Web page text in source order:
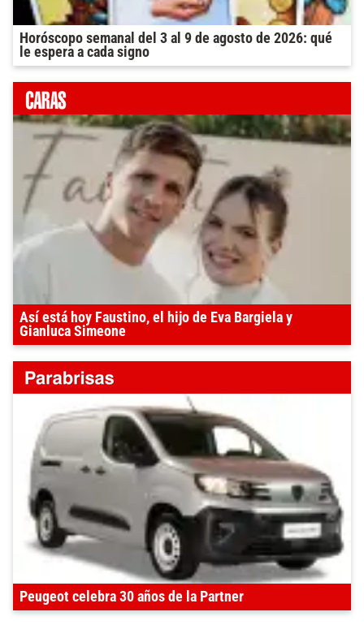
Horóscopo semanal del 3 al 9 de agosto de 2026: qué
le espera a cada signo
Así está hoy Faustino, el hijo de Eva Bargiela y
Gianluca Simeone
Peugeot celebra 30 años de la Partner